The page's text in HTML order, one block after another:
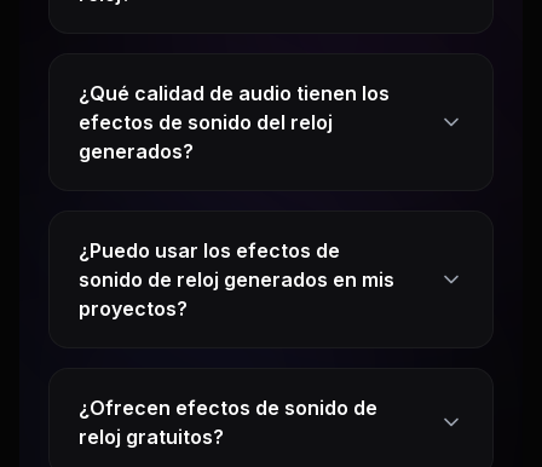
¿Qué calidad de audio tienen los
efectos de sonido del reloj
generados?
¿Puedo usar los efectos de
sonido de reloj generados en mis
proyectos?
¿Ofrecen efectos de sonido de
reloj gratuitos?